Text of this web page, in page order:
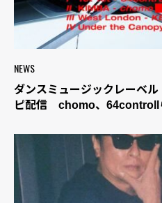
NEWS
ダンスミュージックレーベ
ピ配信 chomo、64controll